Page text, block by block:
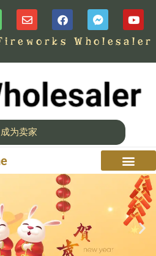
Wholesaler
成为卖家